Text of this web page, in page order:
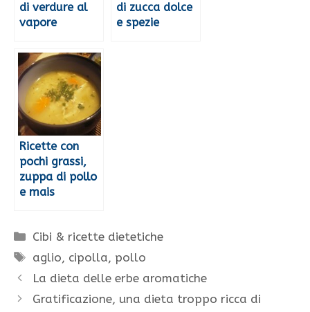
di verdure al
vapore
di zucca dolce
e spezie
Ricette con
pochi grassi,
zuppa di pollo
e mais
Categorie
Cibi & ricette dietetiche
Tag
aglio, cipolla, pollo
La dieta delle erbe aromatiche
Gratificazione, una dieta troppo ricca di